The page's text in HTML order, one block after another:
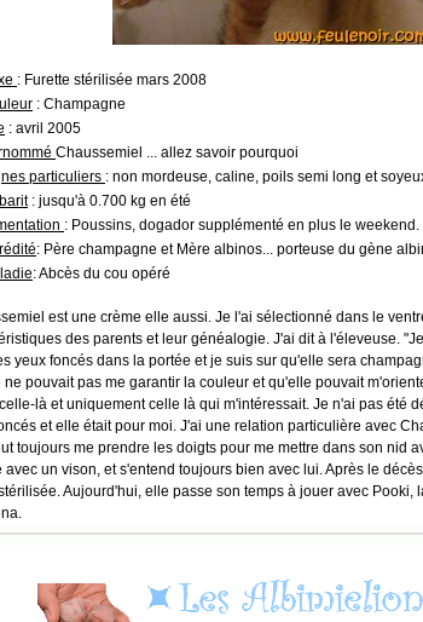
: Furette stérilisée mars 2008
: Champagne
: avril 2005
Chaussemiel ... allez savoir pourquoi
particuliers : non mordeuse, caline, poils semi long et
: jusqu'à 0.700 kg en été
: Poussins, dogador supplémenté en plus le weekend.
: Père champagne et Mère albinos... porteuse du gène
: Abcès du cou opéré
est une crème elle aussi. Je l'ai sélectionné dans le
des parents et leur généalogie. J'ai dit à l'éleveuse.
yeux foncés dans la portée et je suis sur qu'elle sera
ne pouvait pas me garantir la couleur et qu'elle pouvait
là et uniquement celle là qui m'intéressait. Je n'ai pas été
et elle était pour moi. J'ai une relation particulière avec
toujours me prendre les doigts pour me mettre dans son nid
avec un vison, et s'entend toujours bien avec lui. Après le
Aujourd'hui, elle passe son temps à jouer avec Pooki,